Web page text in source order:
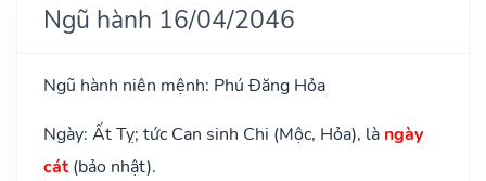
Ngũ hành 16/04/2046
Ngũ hành niên mệnh: Phú Đăng Hỏa
Ngày: Ất Tỵ; tức Can sinh Chi (Mộc, Hỏa), là ngày
cát(bảo nhật).